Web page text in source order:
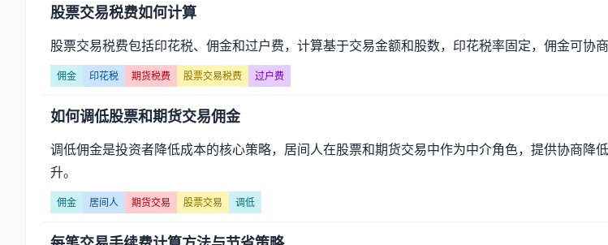
股票交易税费如何计算
股票交易税费包括印花税、佣金和过户费，计算基于交易金额和股数，印花税率固定，佣金可协商
佣金 印花税 期货税费 股票交易税费 过户费
如何调低股票和期货交易佣金
调低佣金是投资者降低成本的核心策略，居间人在股票和期货交易中作为中介角色，提供协商降
升。
佣金 居间人 期货交易 股票交易 调低